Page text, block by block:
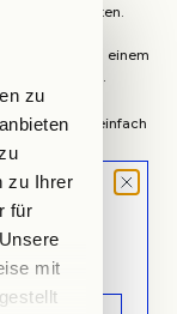
zu
zu Ihrer
für
mit
bevorzugten.
Drink zu einem
wird.
sind recht einfach